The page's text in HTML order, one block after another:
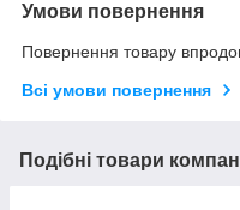
Умови повернення
Повернення товару
Всі умови повернення
Подібні товари